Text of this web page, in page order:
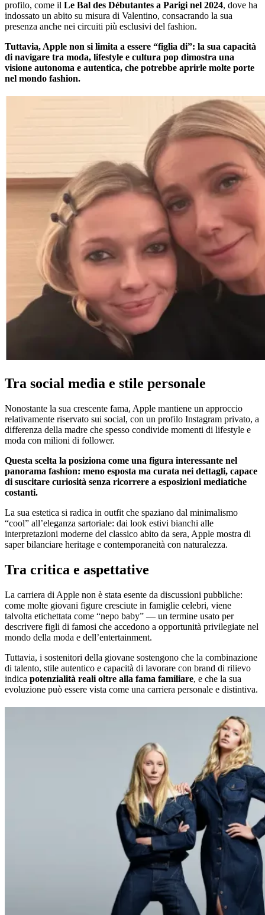
profilo, come il Le Bal des Débutantes a Parigi nel 2024, dove ha
indossato un abito su misura di Valentino, consacrando la sua
presenza anche nei circuiti più esclusivi del fashion.
Tuttavia, Apple non si limita a essere “figlia di”: la sua capacità
di navigare tra moda, lifestyle e cultura pop dimostra una
visione autonoma e autentica, che potrebbe aprirle molte porte
nel mondo fashion.
Tra social media e stile personale
Nonostante la sua crescente fama, Apple mantiene un approccio
relativamente riservato sui social, con un profilo Instagram privato, a
differenza della madre che spesso condivide momenti di lifestyle e
moda con milioni di follower.
Questa scelta la posiziona come una figura interessante nel
panorama fashion: meno esposta ma curata nei dettagli, capace
di suscitare curiosità senza ricorrere a esposizioni mediatiche
costanti.
La sua estetica si radica in outfit che spaziano dal minimalismo
“cool” all’eleganza sartoriale: dai look estivi bianchi alle
interpretazioni moderne del classico abito da sera, Apple mostra di
saper bilanciare heritage e contemporaneità con naturalezza.
Tra critica e aspettative
La carriera di Apple non è stata esente da discussioni pubbliche:
come molte giovani figure cresciute in famiglie celebri, viene
talvolta etichettata come “nepo baby” — un termine usato per
descrivere figli di famosi che accedono a opportunità privilegiate nel
mondo della moda e dell’entertainment.
Tuttavia, i sostenitori della giovane sostengono che la combinazione
di talento, stile autentico e capacità di lavorare con brand di rilievo
indica potenzialità reali oltre alla fama familiare, e che la sua
evoluzione può essere vista come una carriera personale e distintiva.